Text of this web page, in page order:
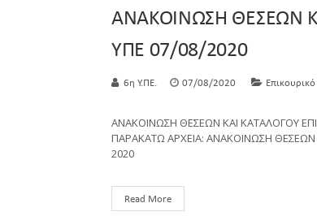
ΑΝΑΚΟΙΝΩΣΗ ΘΕΣΕΩΝ
ΥΠΕ 07/08/2020
6η Υ.ΠΕ. 07/08/2020
ΑΝΑΚΟΙΝΩΣΗ ΘΕΣΕΩΝ ΚΑΙ ΚΑΤΑΛΟΓΟΥ
ΠΑΡΑΚΑΤΩ ΑΡΧΕΙΑ: ΑΝΑΚΟΙΝΩΣΗ ΘΕΣΕΩΝ
2020
Read More